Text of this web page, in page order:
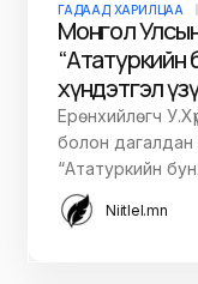
ГАДААД ХАРИЛЦАА
Монгол Улсын
“Ататуркийн
хүндэтгэл
Ерөнхийлөгч
болон дагалдан
“Ататуркийн
Niitlel.mn